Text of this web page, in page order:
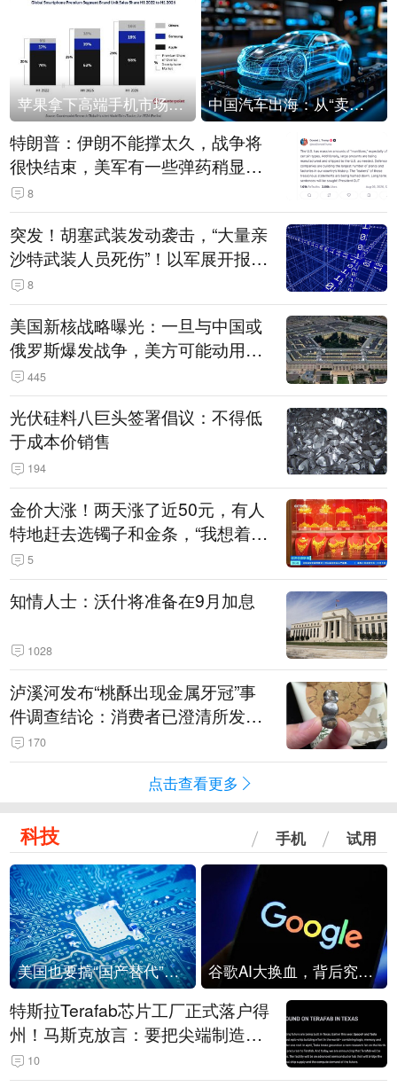
苹果拿下高端手机市场65%的份额：iPhone 17系列功不可没 中国汽车出海：从“卖出去”到“走进去”
特朗普：伊朗不能撑太久，战争将
很快结束，美军有一些弹药稍显紧
张！伊朗公布拟议的海峡管理文本
8
突发！胡塞武装发动袭击，“大量亲
沙特武装人员死伤”！以军展开报复
性空袭
8
美国新核战略曝光：一旦与中国或
俄罗斯爆发战争，美方可能动用战
术核武器
445
光伏硅料八巨头签署倡议：不得低
于成本价销售
194
金价大涨！两天涨了近50元，有人
特地赶去选镯子和金条，“我想着买
起来可以保值，小批量进一些货”
5
知情人士：沃什将准备在9月加息
1028
泸溪河发布“桃酥出现金属牙冠”事
件调查结论：消费者已澄清所发视
频情况不属实
170
点击查看更多
科技 手机 试用
美国也要搞“国产替代”？先算清三笔账 谷歌AI大换血，背后究竟发生了什么？
特斯拉Terafab芯片工厂正式落户得
州！马斯克放言：要把尖端制造带
回美国
10